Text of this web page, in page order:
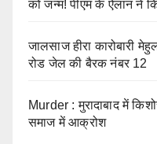
को जन्‍म! पीएम के ऐलान ने
जालसाज हीरा कारोबारी
रोड जेल की बैरक नंबर 12
Murder : मुरादाबाद में
समाज में आक्रोश